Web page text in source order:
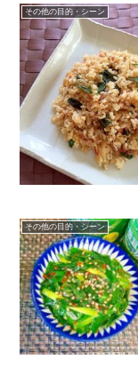
その他の目的・シーン
その他の目的・シーン